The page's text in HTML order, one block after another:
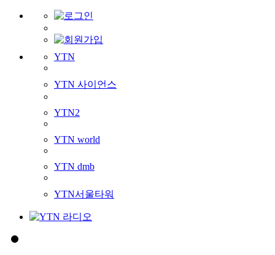
YTN
YTN 사이언스
YTN2
YTN world
YTN dmb
YTN서울타워